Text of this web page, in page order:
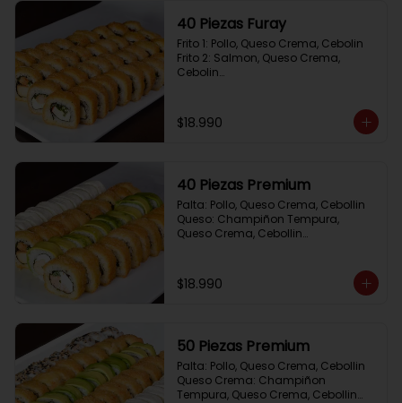
40 Piezas Furay
Frito 1: Pollo, Queso Crema, Cebolin
Frito 2: Salmon, Queso Crema,
Cebolin
Frito 4: Kanikama, Queso Crema,
Cebollin
$18.990
40 Piezas Premium
Palta: Pollo, Queso Crema, Cebollin
Queso: Champiñon Tempura,
Queso Crema, Cebollin
Cebollin
$18.990
50 Piezas Premium
Palta: Pollo, Queso Crema, Cebollin
Queso Crema: Champiñon
Tempura, Queso Crema, Cebollin